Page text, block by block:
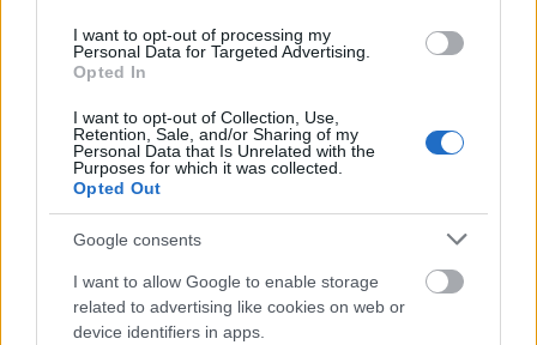
I want to opt-out of processing my
Personal Data for Targeted Advertising.
Opted In
I want to opt-out of Collection, Use,
Retention, Sale, and/or Sharing of my
Personal Data that Is Unrelated with the
Purposes for which it was collected.
Opted Out
Google consents
I want to allow Google to enable storage
related to advertising like cookies on web or
device identifiers in apps.
pedig 95%-ra növeli az országos kültéri lakossági 4G
lefedettségét.
A 800 MHz-es frekvenciatartomány különösen
alkalmas a kisebb települések, ritkán lakott
területek 4G hálózati ellátottságának növelésére. A
hálózatmegosztás növeli a vidéki régiók szélessávú
szolgáltatásokkal való ellátottságát, csökkenti a
különbséget a városi és vidéki területeken elérhető
mobilinternet szolgáltatások színvonala között. A
kapacitások jobb kihasználása mellett a
hálózatmegosztás a működési hatékonyságra is